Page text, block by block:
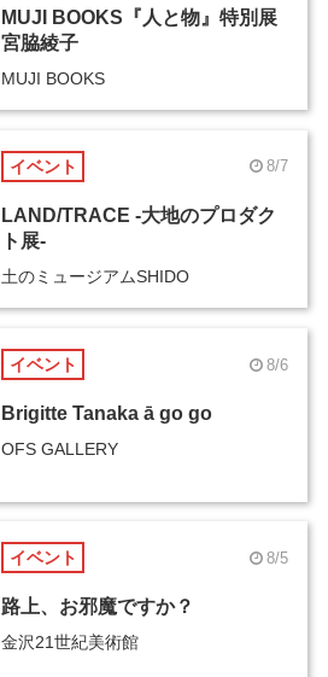
MUJI BOOKS『人と物』特別展
宮脇綾子
MUJI BOOKS
イベント 8/7
LAND/TRACE -大地のプロダク
ト展-
土のミュージアムSHIDO
イベント 8/6
Brigitte Tanaka ā go go
OFS GALLERY
イベント 8/5
路上、お邪魔ですか？
金沢21世紀美術館